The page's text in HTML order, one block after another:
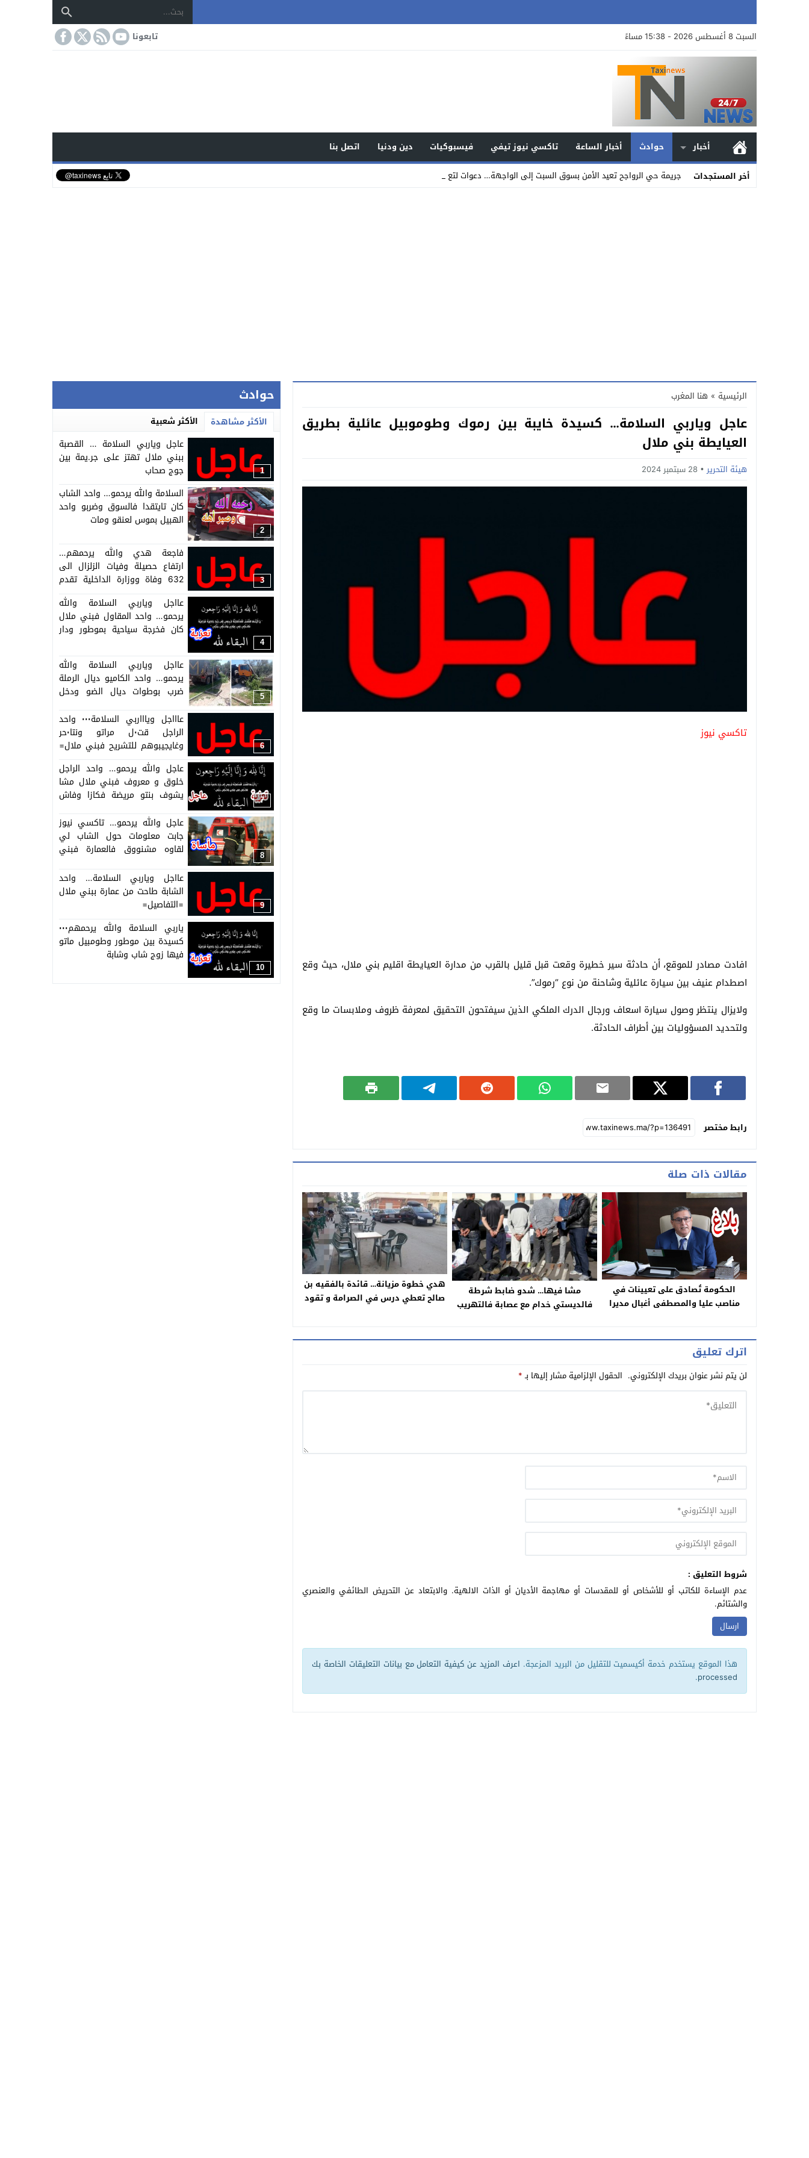
السبت 8 أغسطس 2026 - 15:38 مساءً تابعونا
أخبار حوادث أخبار الساعة تاكسي نيوز تيفي فيسبوكيات دين ودنيا
اتصل بنا
أخر المستجدات
جريمة حي الرواجح تعيد الأمن بسوق السبت إلى الواجهة… دعوات لتعزيز ودعم قياد_
الرئيسية » هنا المغرب
عاجل وياربي السلامة… كسيدة خايبة بين رموك وطوموبيل عائلية بطريق
العيايطة بني ملال
هيئة التحرير 28 سبتمبر 2024
تاكسي نيوز
افادت مصادر للموقع، أن حادثة سير خطيرة وقعت قبل قليل بالقرب من مدارة العيايطة اقليم بني ملال، حيث وقع
اصطدام عنيف بين سيارة عائلية وشاحنة من نوع “رموك”.
ولايزال ينتظر وصول سيارة اسعاف ورجال الدرك الملكي الذين سيفتحون التحقيق لمعرفة ظروف وملابسات ما وقع
ولتحديد المسؤوليات بين أطراف الحادثة.
رابط مختصر
مقالات ذات صلة
الحكومة تُصادق على تعيينات في
مناصب عليا والمصطفى أغبال مديرا
مشا فيها… شدو ضابط شرطة
فالديستي خدام مع عصابة فالتهريب
هدي خطوة مزيانة… قائدة بالفقيه بن
صالح تعطي درس في الصرامة و تقود
اترك تعليق
لن يتم نشر عنوان بريدك الإلكتروني. الحقول الإلزامية مشار إليها بـ*
شروط التعليق :
عدم الإساءة للكاتب أو للأشخاص أو للمقدسات أو مهاجمة الأديان أو الذات الالهية. والابتعاد عن التحريض الطائفي والعنصري
والشتائم.
هذا الموقع يستخدم خدمة أكيسميت للتقليل من البريد المزعجة. اعرف المزيد عن كيفية التعامل مع بيانات التعليقات الخاصة بك
processed
.
حوادث
الأكثر مشاهدة الأكثر شعبية
1
عاجل وياربي السلامة … القصبة
ببني ملال تهتز على جر.يمة بين
جوج صحاب
2
السلامة والله يرحمو… واحد الشاب
كان تايتقدا فالسوق وضربو واحد
الهبيل بموس لعنقو ومات
3
فاجعة هدي والله يرحمهم…
ارتفاع حصيلة وفيات الزلزال الى
632 وفاة ووزارة الداخلية تقدم
4
عااجل وياربي السلامة والله
يرحمو… واحد المقاول فبني ملال
كان فخرجة سياحية بموطور ودار
5
عااجل وياربي السلامة والله
يرحمو… واحد الكاميو ديال الرملة
ضرب بوطوات ديال الضو ودخل
6
عاااجل وياااربي السلامة٠٠٠ واحد
الراجل قت٠ل مراتو ونتا٠حر
وغايجيبوهم للتشريح فبني ملال=
تفاصيل حصرية=
7
عاجل والله يرحمو… واحد الراجل
خلوق و معروف فبني ملال مشا
يشوف بنتو مريضة فكازا وفاش
بين صحابو واسرتو
8
عاجل والله يرحمو… تاكسي نيوز
جابت معلومات حول الشاب لي
لقاوه مشنووق فالعمارة فبني
9
عااجل وياربي السلامة… واحد
الشابة طاحت من عمارة ببني ملال
=التفاصيل=
10
ياربي السلامة والله يرحمهم٠٠٠
كسيدة بين موطور وطومبيل ماتو
فيها زوج شاب وشابة